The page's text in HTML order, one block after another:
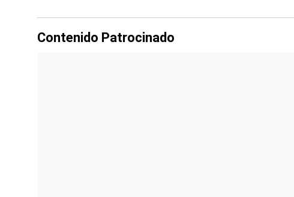
Contenido Patrocinado